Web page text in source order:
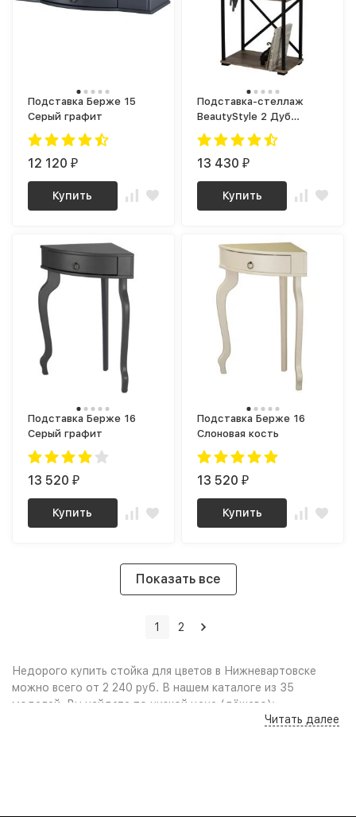
Подставка Берже 15
Серый графит
12 120₽
Купить
Подставка-стеллаж
BeautyStyle 2 Дуб
маррон / Черный
13 430₽
Купить
Подставка Берже 16
Серый графит
13 520₽
Купить
Подставка Берже 16
Слоновая кость
13 520₽
Купить
Показать все
1 2
Недорого купить стойка для цветов в Нижневартовске
можно всего от 2 240 руб. В нашем каталоге из 35
моделей, Вы найдете по низкой цене (дёшево):
Качественные фото и удобный поиск по параметрам,
Читать далее